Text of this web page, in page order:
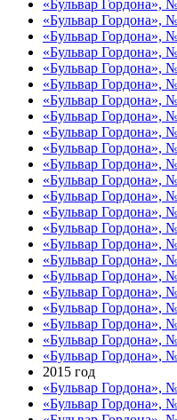
«Бульвар Гордона»,
«Бульвар Гордона»,
«Бульвар Гордона»,
«Бульвар Гордона»,
«Бульвар Гордона»,
«Бульвар Гордона»,
«Бульвар Гордона»,
«Бульвар Гордона»,
«Бульвар Гордона»,
«Бульвар Гордона»,
«Бульвар Гордона»,
«Бульвар Гордона»,
«Бульвар Гордона»,
«Бульвар Гордона»,
«Бульвар Гордона»,
«Бульвар Гордона»,
«Бульвар Гордона»,
«Бульвар Гордона»,
«Бульвар Гордона»,
«Бульвар Гордона»,
«Бульвар Гордона»,
«Бульвар Гордона»,
«Бульвар Гордона»,
2015 год
«Бульвар Гордона»,
«Бульвар Гордона»,